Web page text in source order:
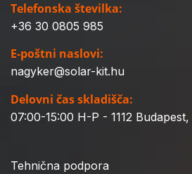
Telefonska številka:
+36 30 0805 985
E-poštni naslovi:
nagyker@solar-kit.hu
Delovni čas skladišča:
07:00-15:00 H-P - 1112
Tehnična podpora